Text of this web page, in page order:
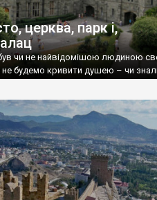
церква, парк і,
чи не найвідомішою людиною
не будемо кривити душею – чи